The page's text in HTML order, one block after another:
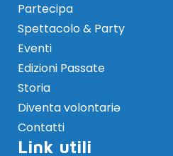
Partecipa
Spettacolo & Party
Eventi
Edizioni Passate
Storia
Diventa volontariə
Contatti
Link utili